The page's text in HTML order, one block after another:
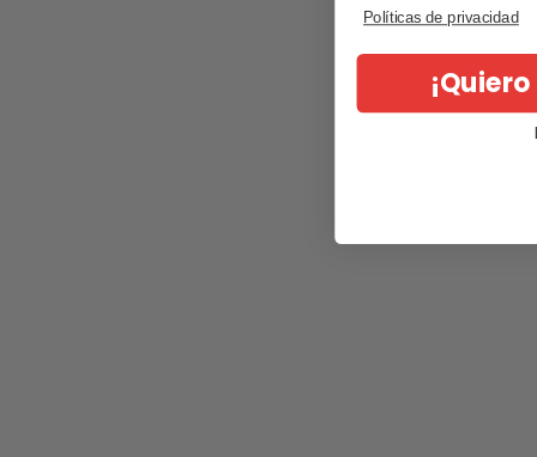
Políticas de privacidad